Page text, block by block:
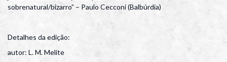
sobrenatural/bizarro” – Paulo Cecconi (Balbúrdia)
Detalhes da edição:
autor: L. M. Melite